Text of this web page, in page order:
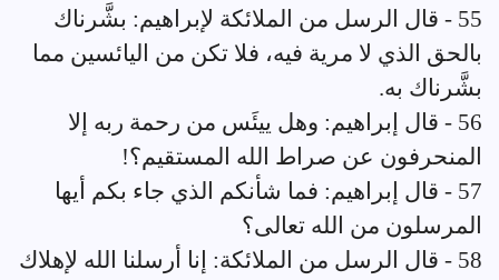
55 - قال الرسل من الملائكة لإبراهيم: بشَّرناك
بالحق الذي لا مرية فيه، فلا تكن من اليائسين مما
بشَّرناك به.
56 - قال إبراهيم: وهل ييئَس من رحمة ربه إلا
المنحرفون عن صراط الله المستقيم؟!
57 - قال إبراهيم: فما شأنكم الذي جاء بكم أيها
المرسلون من الله تعالى؟
58 - قال الرسل من الملائكة: إنا أرسلنا الله لإهلاك